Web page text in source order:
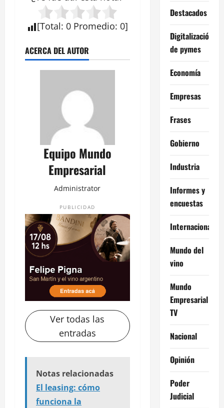
[Total: 0 Promedio: 0]
ACERCA DEL AUTOR
Equipo Mundo
Empresarial
Administrator
PUBLICIDAD
Ver todas las
entradas
Notas relacionadas
El leasing: cómo
funciona la
Destacados
Digitalización
de pymes
Economía
Empresas
Frases
Gobierno
Industria
Informes y
encuestas
Internacional
Mundo del
vino
Mundo
Empresarial
TV
Nacional
Opinión
Poder
Judicial